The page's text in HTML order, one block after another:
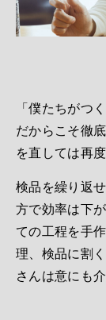
「僕たちがつ
だからこそ徹
を直しては再
検品を繰り返
方で効率は下
ての工程を手
理、検品に割
さんは意にも介